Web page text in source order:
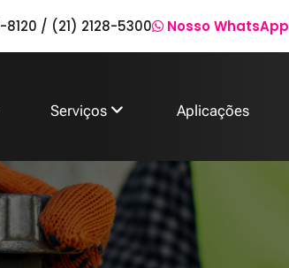
/ (21) 2128-5300 Nosso WhatsApp
Serviços Aplicações